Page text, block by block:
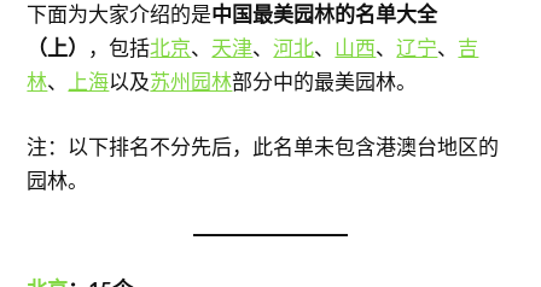
下面为大家介绍的是中国最美园林的名单大全
（上）
，包括北京、 天津、河北、 山西、辽宁、 吉
林、 上海以及苏州园林部分中的最美园林。
注：以下排名不分先后，此名单未包含港澳台地区的
园林。